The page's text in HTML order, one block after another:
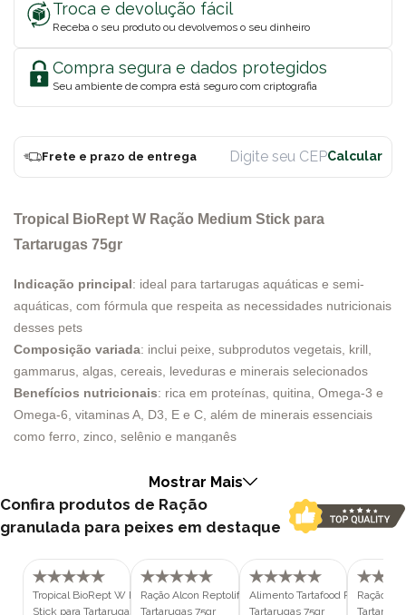
Troca e devolução fácil
Receba o seu produto ou devolvemos o seu dinheiro
Compra segura e dados protegidos
Seu ambiente de compra está seguro com criptografia
Frete e prazo de entrega
Tropical BioRept W Ração Medium Stick para
Tartarugas 75gr
Indicação principal: ideal para tartarugas aquáticas e semi-
aquáticas, com fórmula que respeita as necessidades nutricionais
desses pets
Composição variada: inclui peixe, subprodutos vegetais, krill,
gammarus, algas, cereais, leveduras e minerais selecionados
Benefícios nutricionais: rica em proteínas, quitina, Omega-3 e
Omega-6, vitaminas A, D3, E e C, além de minerais essenciais
como ferro, zinco, selênio e manganês
do aquário, com bastões que mantêm sua forma por mais tempo
na água
Praticidade e aceitação: bastões médios, fáceis de servir e com
agradável e eficiente
Segurança e controle : embalagem de 75g com boa
conservação e controle visual do consumo diário do pet
Mostrar Mais
Confira produtos de Ração
granulada para peixes em destaque
Tropical BioRept W Ração Medium
Stick para Tartarugas 30gr
Ração Alcon Reptolife para
Tartarugas 75gr
Alimento Tartafood Pellet
Tartarugas 75gr
Ração